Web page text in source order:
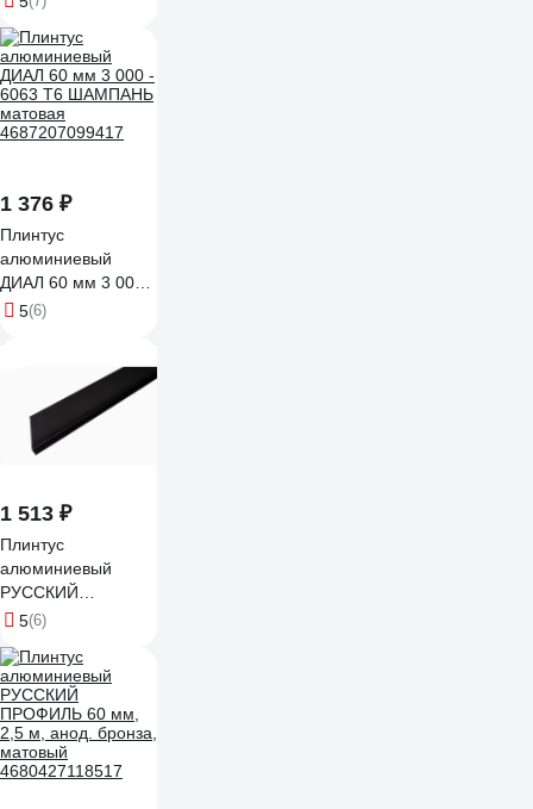
1 376 ₽
Плинтус
алюминиевый
ДИАЛ 60 мм 3 000 -
6063 Т6 ШАМПАНЬ
5(6)
1 513 ₽
Плинтус
алюминиевый
РУССКИЙ
ПРОФИЛЬ 60 мм,
черный, матовый
4680427096174
5(6)